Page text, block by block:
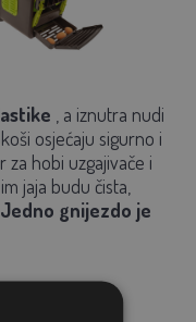
, a iznutra nudi
osjećaju sigurno i
za hobi uzgajivače i
jaja budu čista,
gnijezdo je